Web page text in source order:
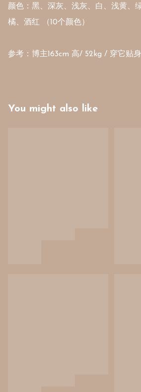
颜色：黑、深灰、浅灰、白、浅黄、
橘、酒红 （10个颜色）
参考：博主163cm 高/ 52kg / 穿它贴
You might also like